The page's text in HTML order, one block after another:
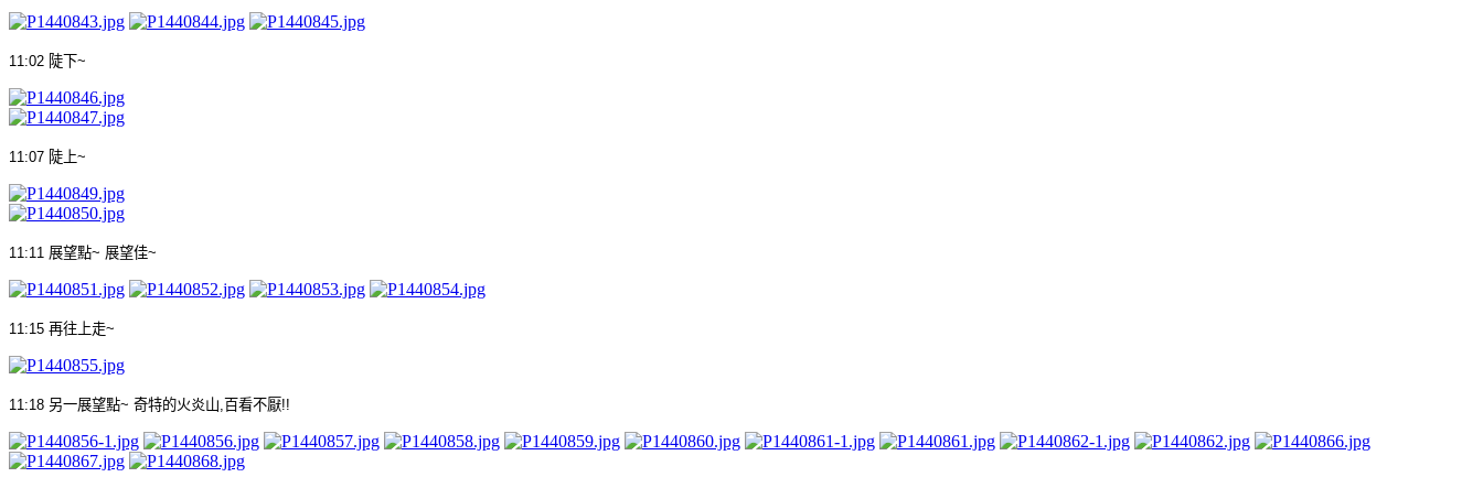
11:02 陡下~
11:07 陡上~
11:11 展望點~ 展望佳~
11:15 再往上走~
11:18 另一展望點~ 奇特的火炎山 百看不厭!!